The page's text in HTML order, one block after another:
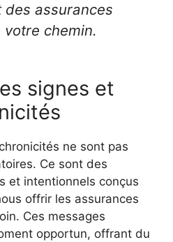
assurances
chemin.
signes et
ne sont pas
Ce sont des
et intentionnels conçus
offrir les assurances
Ces messages
opportun, offrant du